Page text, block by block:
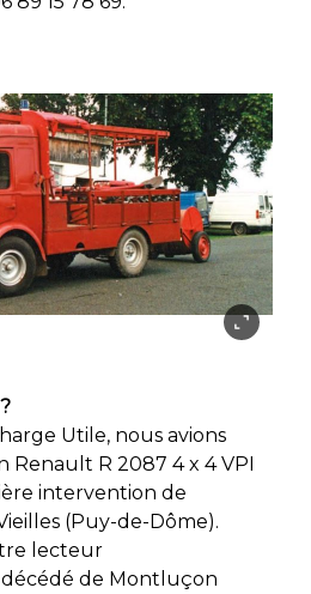
Utile, nous avions
Renault R 2087 4 x 4 VPI
intervention de
(Puy-de-Dôme).
lecteur
de Montluçon